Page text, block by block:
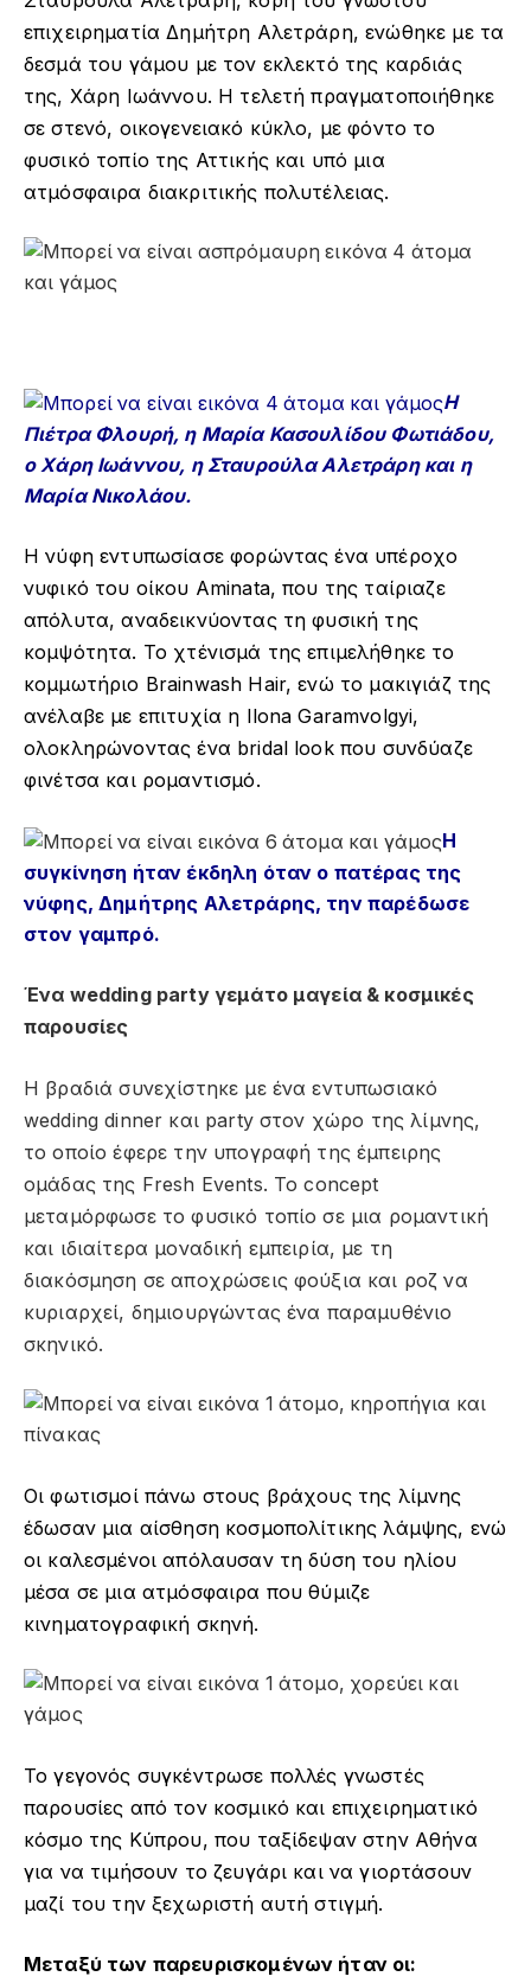
επιχειρηματία Δημήτρη Αλετράρη, ενώθηκε με τα
δεσμά του γάμου με τον εκλεκτό της καρδιάς
της, Χάρη Ιωάννου. Η τελετή πραγματοποιήθηκε
σε στενό, οικογενειακό κύκλο, με φόντο το
φυσικό τοπίο της Αττικής και υπό μια
ατμόσφαιρα διακριτικής πολυτέλειας.
Η
Πιέτρα Φλουρή, η Μαρία Κασουλίδου Φωτιάδου,
ο Χάρη Ιωάννου, η Σταυρούλα Αλετράρη και η
Μαρία Νικολάου.
Η νύφη εντυπωσίασε φορώντας ένα υπέροχο
νυφικό του οίκου Aminata, που της ταίριαζε
απόλυτα, αναδεικνύοντας τη φυσική της
κομψότητα. Το χτένισμά της επιμελήθηκε το
κομμωτήριο Brainwash Hair, ενώ το μακιγιάζ της
ανέλαβε με επιτυχία η Ilona Garamvolgyi,
ολοκληρώνοντας ένα bridal look που συνδύαζε
φινέτσα και ρομαντισμό.
Η
συγκίνηση ήταν έκδηλη όταν ο πατέρας της
νύφης, Δημήτρης Αλετράρης, την παρέδωσε
στον γαμπρό.
Ένα wedding party γεμάτο μαγεία & κοσμικές
παρουσίες
Η βραδιά συνεχίστηκε με ένα εντυπωσιακό
wedding dinner και party στον χώρο της λίμνης,
το οποίο έφερε την υπογραφή της έμπειρης
ομάδας της Fresh Events. Το concept
μεταμόρφωσε το φυσικό τοπίο σε μια ρομαντική
και ιδιαίτερα μοναδική εμπειρία, με τη
διακόσμηση σε αποχρώσεις φούξια και ροζ να
κυριαρχεί, δημιουργώντας ένα παραμυθένιο
σκηνικό.
Οι φωτισμοί πάνω στους βράχους της λίμνης
έδωσαν μια αίσθηση κοσμοπολίτικης λάμψης, ενώ
οι καλεσμένοι απόλαυσαν τη δύση του ηλίου
μέσα σε μια ατμόσφαιρα που θύμιζε
κινηματογραφική σκηνή.
Το γεγονός συγκέντρωσε πολλές γνωστές
παρουσίες από τον κοσμικό και επιχειρηματικό
κόσμο της Κύπρου, που ταξίδεψαν στην Αθήνα
για να τιμήσουν το ζευγάρι και να γιορτάσουν
μαζί του την ξεχωριστή αυτή στιγμή.
Μεταξύ των παρευρισκομένων ήταν οι: